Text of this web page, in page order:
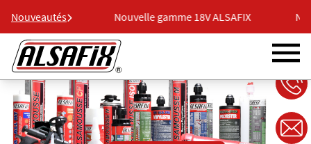
Nouveautés
ALSAFIX Nouvelle gamme 18V ALSAFIX